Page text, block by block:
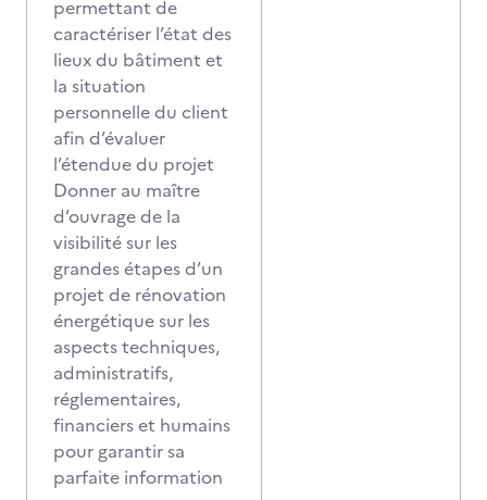
permettant de
caractériser l’état des
lieux du bâtiment et
la situation
personnelle du client
afin d’évaluer
l’étendue du projet
Donner au maître
d’ouvrage de la
visibilité sur les
grandes étapes d’un
projet de rénovation
énergétique sur les
aspects techniques,
administratifs,
réglementaires,
financiers et humains
pour garantir sa
parfaite information